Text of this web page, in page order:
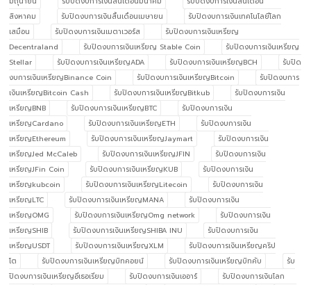
สิงหาคม
รับปิดงบการเงินสิ้นเดือนเมษายน
รับปิดงบการเงินเทคโนโลยีโลก
เสมือน
รับปิดงบการเงินเมตาเวอร์ส
รับปิดงบการเงินเหรียญ
Decentraland
รับปิดงบการเงินเหรียญ Stable Coin
รับปิดงบการเงินเหรียญ
Stellar
รับปิดงบการเงินเหรียญADA รับปิดงบการเงินเหรียญBCH
รับปิด
งบการเงินเหรียญBinance Coin
รับปิดงบการเงินเหรียญBitcoin
รับปิดงบการ
เงินเหรียญBitcoin Cash
รับปิดงบการเงินเหรียญBitkub
รับปิดงบการเงิน
เหรียญBNB
รับปิดงบการเงินเหรียญBTC
รับปิดงบการเงิน
เหรียญCardano
รับปิดงบการเงินเหรียญETH
รับปิดงบการเงิน
เหรียญEthereum
รับปิดงบการเงินเหรียญJaymart
รับปิดงบการเงิน
เหรียญJed McCaleb
รับปิดงบการเงินเหรียญJFIN
รับปิดงบการเงิน
เหรียญJFin Coin
รับปิดงบการเงินเหรียญKUB
รับปิดงบการเงิน
เหรียญkubcoin
รับปิดงบการเงินเหรียญLitecoin
รับปิดงบการเงิน
เหรียญLTC
รับปิดงบการเงินเหรียญMANA
รับปิดงบการเงิน
เหรียญOMG
รับปิดงบการเงินเหรียญOmg network
รับปิดงบการเงิน
เหรียญSHIB
รับปิดงบการเงินเหรียญSHIBA INU
รับปิดงบการเงิน
เหรียญUSDT
รับปิดงบการเงินเหรียญXLM
รับปิดงบการเงินเหรียญคริป
โต
รับปิดงบการเงินเหรียญบิทคอยน์ รับปิดงบการเงินเหรียญบิทคับ
รับ
ปิดงบการเงินเหรียญอีเธอเรียม
รับปิดงบการเงินเออาร์
รับปิดงบการเงินโลก